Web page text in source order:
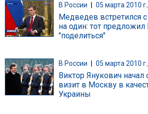
В России | 05 марта 2010 г.,
Медведев встретился
на один: тот предложил
"поделиться"
В России 05 марта 2010 г.,
Виктор Янукович
визит в Москву в
Украины